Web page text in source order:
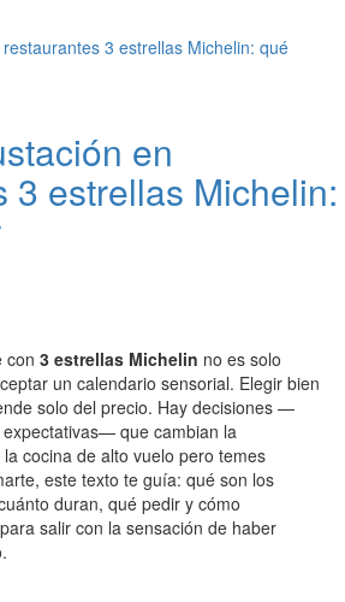
en
3 estrellas Michelin:
con 3 estrellas Michelin no es solo
un calendario sensorial. Elegir bien
solo del precio. Hay decisiones —
que cambian la
cocina de alto vuelo pero temes
este texto te guía: qué son los
duran, qué pedir y cómo
salir con la sensación de haber